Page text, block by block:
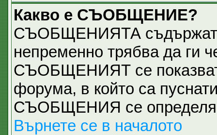
Какво е СЪОБЩЕНИЕ?
СЪОБЩЕНИЯТА съдържат
непременно трябва да ги
СЪОБЩЕНИЯТ се показват
форума, в който са
СЪОБЩЕНИЯ се определя
Върнете се в началото